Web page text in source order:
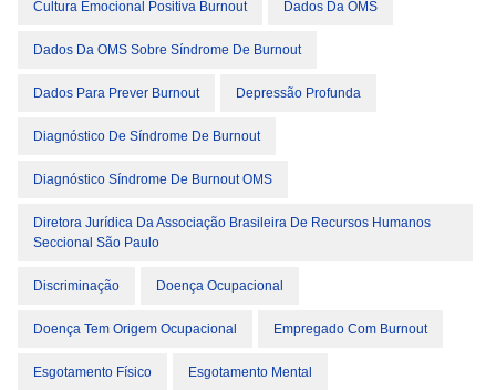
Cultura Emocional Positiva Burnout Dados Da OMS
Dados Da OMS Sobre Síndrome De Burnout
Dados Para Prever Burnout Depressão Profunda
Diagnóstico De Síndrome De Burnout
Diagnóstico Síndrome De Burnout OMS
Diretora Jurídica Da Associação Brasileira De Recursos Humanos
Seccional São Paulo
Discriminação Doença Ocupacional
Doença Tem Origem Ocupacional Empregado Com Burnout
Esgotamento Físico Esgotamento Mental